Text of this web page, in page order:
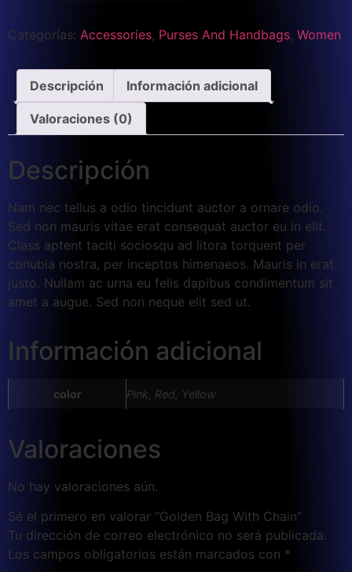
Categorías: Accessories, Purses And Handbags, Women
Descripción Información adicional
Valoraciones (0)
Descripción
Nam nec tellus a odio tincidunt auctor a ornare odio.
Sed non mauris vitae erat consequat auctor eu in elit.
Class aptent taciti sociosqu ad litora torquent per
conubia nostra, per inceptos himenaeos. Mauris in erat
justo. Nullam ac urna eu felis dapibus condimentum sit
amet a augue. Sed non neque elit sed ut.
Información adicional
color Pink, Red, Yellow
Valoraciones
No hay valoraciones aún.
Sé el primero en valorar “Golden Bag With Chain”
Tu dirección de correo electrónico no será publicada.
Los campos obligatorios están marcados con *